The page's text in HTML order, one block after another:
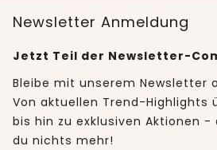
Newsletter Anmeldung
Jetzt Teil der Newsletter-
Bleibe mit unserem Newsletter
Von aktuellen Trend-Highlights
bis hin zu exklusiven Aktionen
du nichts mehr!